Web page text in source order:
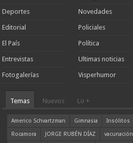
Deportes
Editorial
El País
Entrevistas
Fotogalerías
Novedades
Policiales
Política
Ultimas noticias
Visperhumor
Temas Nuevos Lo +
Americo Schvartzman Gimnasia Insólitos
Rocamora
JORGE RUBÉN DÍAZ vacunación